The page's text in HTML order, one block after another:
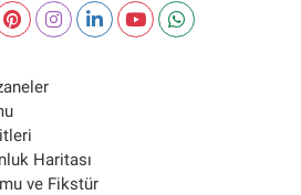
Haritası
ve Fikstür